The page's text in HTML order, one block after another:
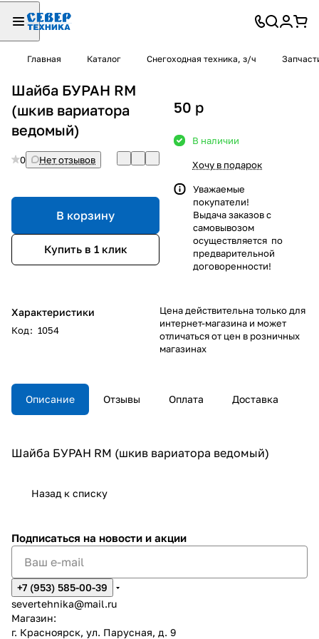
Главная Каталог Снегоходная техника, з/ч
Шайба БУРАН RM
(шкив вариатора
ведомый)
0 Нет отзывов
В корзину
Купить в 1 клик
Характеристики
Код: 1054
50 p
В наличии
Хочу в подарок
Уважаемые
покупатели!
Выдача заказов с
самовывозом
осуществляется по
предварительной
договоренности!
Цена действительна только для
интернет-магазина и может
отличаться от цен в розничных
магазинах
Описание Отзывы Оплата Доставка
Шайба БУРАН RM (шкив вариатора ведомый)
Назад к списку
Подписаться на новости и акции
+7 (953) 585-00-39
severtehnika@mail.ru
Магазин:
г. Красноярск, ул. Парусная, д. 9